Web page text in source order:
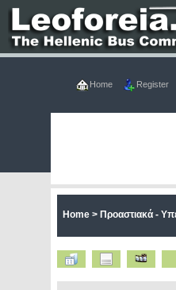
Home Register
Home> Προαστιακά -